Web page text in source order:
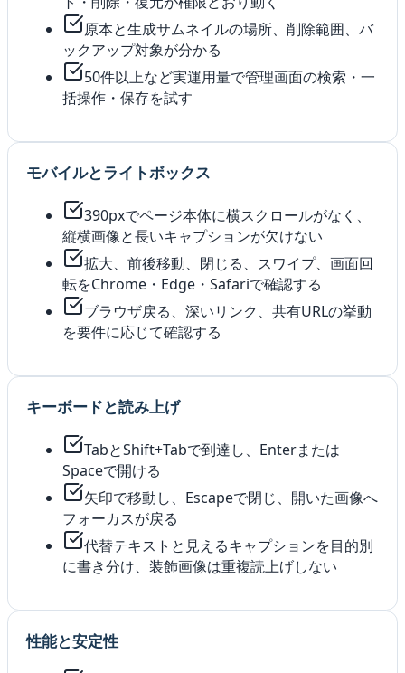
原本と生成サムネイルの場所、削除範囲、バ
ックアップ対象が分かる
50件以上など実運用量で管理画面の検索・一
括操作・保存を試す
モバイルとライトボックス
390pxでページ本体に横スクロールがなく、
縦横画像と長いキャプションが欠けない
拡大、前後移動、閉じる、スワイプ、画面回
転をChrome・Edge・Safariで確認する
ブラウザ戻る、深いリンク、共有URLの挙動
を要件に応じて確認する
キーボードと読み上げ
TabとShift+Tabで到達し、Enterまたは
Spaceで開ける
矢印で移動し、Escapeで閉じ、開いた画像へ
フォーカスが戻る
代替テキストと見えるキャプションを目的別
に書き分け、装飾画像は重複読上げしない
性能と安定性